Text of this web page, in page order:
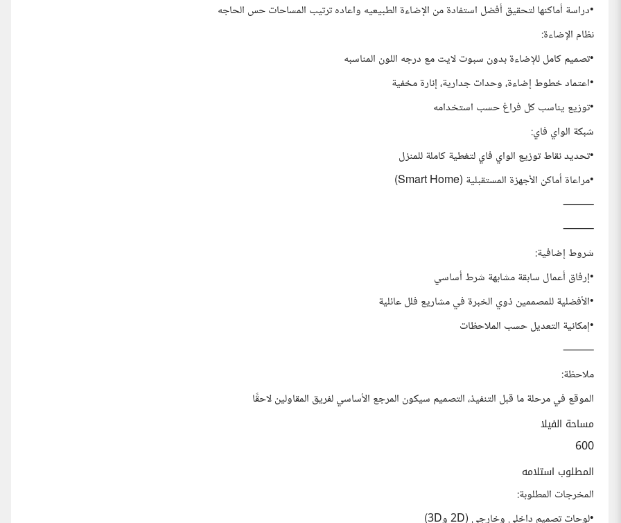
•دراسة أماكنها لتحقيق أفضل استفادة من الإضاءة الطبيعيه واعاده ترتيب المساحات حس الحاجه
نظام الإضاءة:
•تصميم كامل للإضاءة بدون سبوت لايت مع درجه اللون المناسبه
•اعتماد خطوط إضاءة، وحدات جدارية، إنارة مخفية
•توزيع يناسب كل فراغ حسب استخدامه
شبكة الواي فاي:
•تحديد نقاط توزيع الواي فاي لتغطية كاملة للمنزل
•مراعاة أماكن الأجهزة المستقبلية (Smart Home)
⸻
⸻
شروط إضافية:
•إرفاق أعمال سابقة مشابهة شرط أساسي
•الأفضلية للمصممين ذوي الخبرة في مشاريع فلل عائلية
•إمكانية التعديل حسب الملاحظات
⸻
ملاحظة:
الموقع في مرحلة ما قبل التنفيذ، التصميم سيكون المرجع الأساسي لفريق المقاولين لاحقًا
مساحة الفيلا
600
المطلوب استلامه
المخرجات المطلوبة:
•لوحات تصميم داخلي وخارجي (2D و3D)